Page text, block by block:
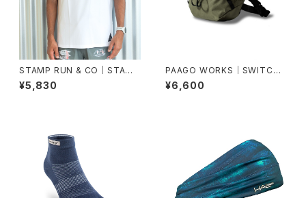
STAMP RUN & CO｜STAMP
GRAPHIC RUN TEE (TWO C
ATS)(White)
¥5,830
PAAGO WORKS｜SWITCH
M（モスグリーン）
¥6,600